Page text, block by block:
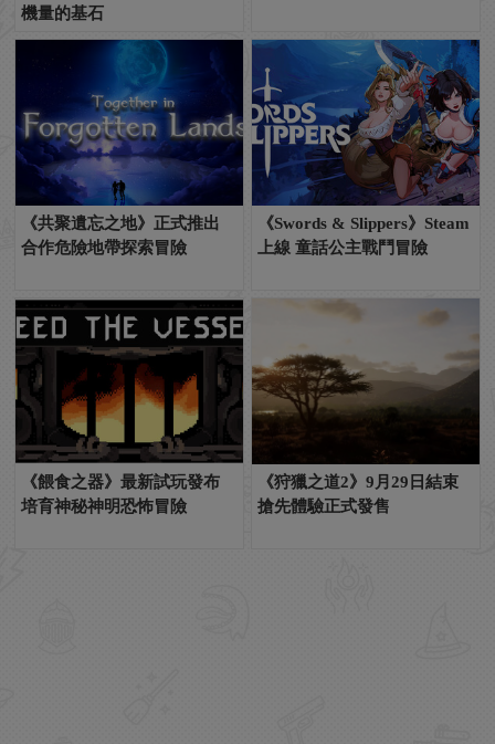
機量的基石
《共聚遺忘之地》正式推出
合作危險地帶探索冒險
《Swords & Slippers》Steam
上線 童話公主戰鬥冒險
《餵食之器》最新試玩發布
培育神秘神明恐怖冒險
《狩獵之道2》9月29日結束
搶先體驗正式發售